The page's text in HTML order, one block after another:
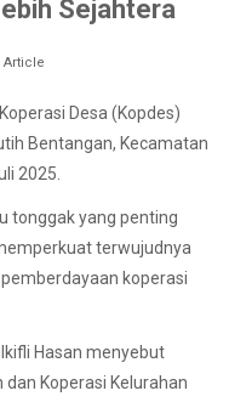
Sejahtera
Article
Desa (Kopdes)
Bentangan, Kecamatan
2025.
tonggak yang penting
terwujudnya
koperasi
Hasan menyebut
Koperasi Kelurahan